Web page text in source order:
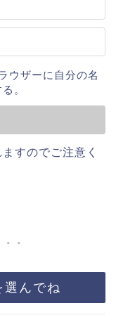
ウザーに自分の名
。
すのでご注意く
選んでね